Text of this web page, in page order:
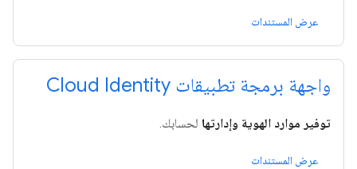
عرض المستندات
واجهة برمجة تطبيقات Cloud Identity
توفير موارد الهوية وإدارتها لحسابك.
عرض المستندات